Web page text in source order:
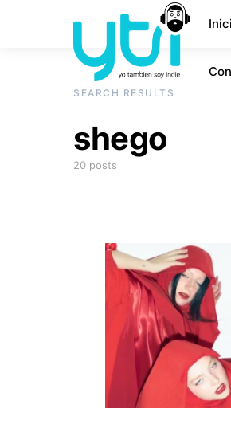
SEARCH RESULTS
shego
20 posts